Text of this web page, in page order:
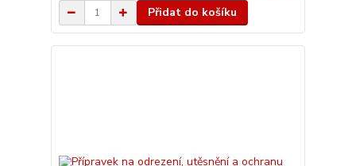
Přidat do košíku